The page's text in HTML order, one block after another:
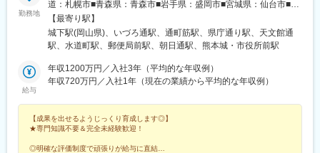
県)、関ケ原駅、桜田門駅、外苑前駅、神谷町駅、高尾駅(東京
都)、東京国際クルーズターミナル駅、虎ノ門駅、程久保駅、代々
木八幡駅、小平駅、立川駅、有楽町駅、福井駅(福井県)、明大前
駅、両国駅(都営線)、中野富士見町駅、高速神戸駅、越中島駅、小
川駅、久寿川駅、荒川一中前駅、武蔵小山駅、名古屋駅、塩釜口
駅、中野新橋駅、日暮里駅(舎人ライナー)、本駒込駅、東長崎駅、
大塚駅(東京都)、宮前平駅、神楽坂駅、青物横丁駅、穴守稲荷駅、
堀切駅、茶屋ケ坂駅、末広町駅(東京都)、本郷駅(愛知県)、赤羽橋
駅、六郷土手駅、品川シーサイド駅、京急久里浜駅、江吉良駅、
熊野前駅、立飛駅、神保町駅、東十条駅、安善駅、下板橋駅、明
勤務地
道：札幌市■青森県：青森市■岩手県：盛岡市■宮城県：仙台市■秋
田県：秋田市■山形県：山形市■福島県：郡山市▽関東■茨城県：
水戸市■栃木県：宇都宮市■群馬県：高崎市■埼玉県：さいたま市■
千葉県：千葉市■東京都：23区内■神奈川県：横浜市■山梨県：甲
三重県：四日市市▽北信越■新潟県：新潟市■富山県：富山市■石
川県：金沢市■福井県：福井市■長野県：長野市▽関西■滋賀県：
県：奈良市■和歌山県：和歌山市▽中国・四国■鳥取県：鳥取市■
島根県：松江市■岡山県：岡山市■広島県：広島市■山口県：下関
市■徳島県：徳島市■香川県：高松市■愛媛県：松山市■高知県：高
知市▽九州■福岡県：福岡市■佐賀県：佐賀市■長崎県：長崎市■熊
【最寄り駅】
城下駅(岡山県)、いづろ通駅、通町筋駅、県庁通り駅、天文館通
駅、水道町駅、郵便局前駅、朝日通駅、熊本城・市役所前駅
給与
年収1200万円／入社3年（平均的な年収例）
年収720万円／入社1年（現在の業績から平均的な年収例）
【成果を出せるようじっくり育成します◎】
★専門知識不要＆完全未経験歓迎！
◎明確な評価制度で頑張りが給与に直結